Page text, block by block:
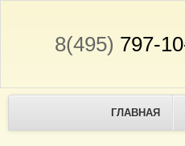
8(495) 797-
ГЛАВНАЯ